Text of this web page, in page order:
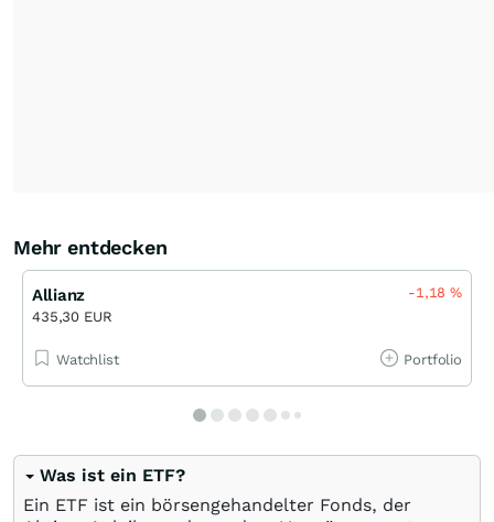
Mehr entdecken
Allianz
435,30 EUR
-1,18%
Watchlist Portfolio
Was ist ein ETF?
Ein ETF ist ein börsengehandelter Fonds, der